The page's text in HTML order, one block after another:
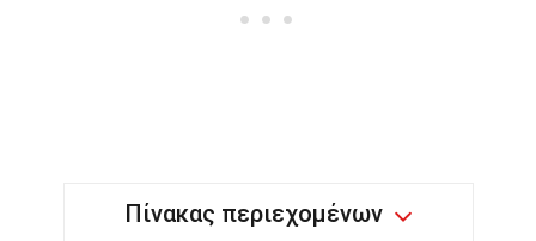
Πίνακας περιεχομένων